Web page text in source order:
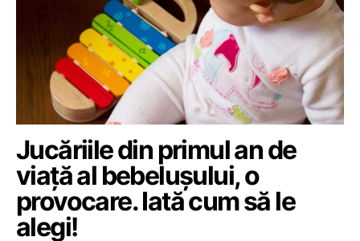
Jucăriile din primul an de
viață al bebelușului, o
provocare. Iată cum să le
alegi!